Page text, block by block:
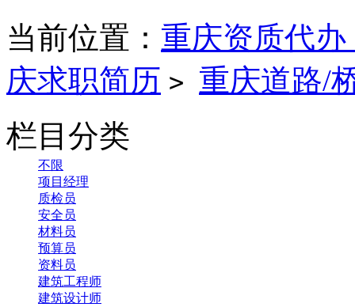
当前位置： 重庆资质代
庆求职简历 > 重庆道路/
栏目分类
不限
项目经理
质检员
安全员
材料员
预算员
资料员
建筑工程师
建筑设计师